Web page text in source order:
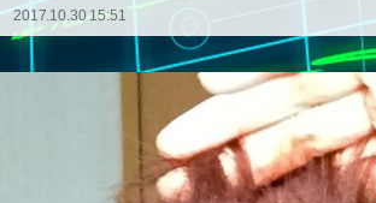
2017.10.30 15:51